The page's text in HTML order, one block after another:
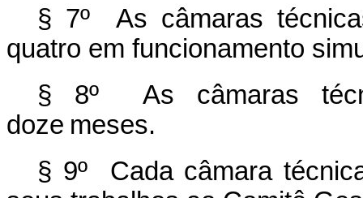
§ 7º As câmaras
quatro em funcionamento
§ 8º As câmaras
doze meses.
§ 9º Cada câmara